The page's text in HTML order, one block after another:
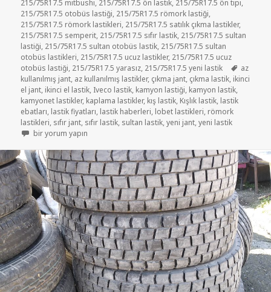
215/75R17.5 mitbushi, 215/75R17.5 ön lastik, 215/75R17.5 ön tipi,
215/75R17.5 otobüs lastiği, 215/75R17.5 römork lastiği,
215/75R17.5 römork lastikleri, 215/75R17.5 satılık çıkma lastikler,
215/75R17.5 semperit, 215/75R17.5 sıfır lastik, 215/75R17.5 sultan
lastiği, 215/75R17.5 sultan otobüs lastik, 215/75R17.5 sultan
otobüs lastikleri, 215/75R17.5 ucuz lastikler, 215/75R17.5 ucuz
otobüs lastiği, 215/75R17.5 yarasız, 215/75R17.5 yeni lastik Etiketler
az
kullanılmış jant, az kullanılmış lastikler, çıkma jant, çıkma lastik, ikinci
el jant, ikinci el lastik, Iveco lastik, kamyon lastiği, kamyon lastik,
kamyonet lastikler, kaplama lastikler, kış lastik, Kışlık lastik, lastik
ebatları, lastik fiyatları, lastik haberleri, lobet lastikleri, römork
lastikleri, sıfır jant, sıfır lastik, sultan lastik,yeni jant,yeni lastik
215-75R17.5 ÇIKMA KAMYONET LASTİKLER için
bir yorum yapın